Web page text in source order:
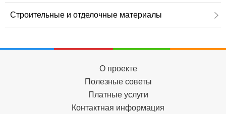
Строительные и отделочные материалы
О проекте
Полезные советы
Платные услуги
Контактная информация